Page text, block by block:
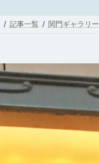
記事一覧 関門ギャラリー